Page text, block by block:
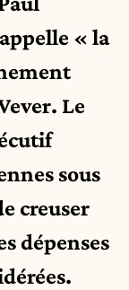
« la
Le
sous
creuser
dépenses